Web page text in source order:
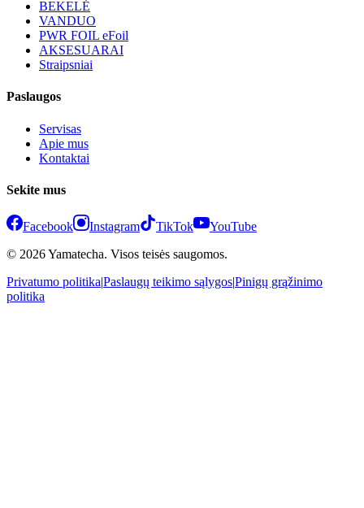
BEKELĖ
VANDUO
PWR FOIL eFoil
AKSESUARAI
Straipsniai
Paslaugos
Servisas
Apie mus
Kontaktai
Sekite mus
Facebook Instagram TikTok
YouTube
© 2026 Yamatecha. Visos teisės saugomos.
Privatumo politika|Paslaugų teikimo sąlygos|Pinigų grąžinimo
politika